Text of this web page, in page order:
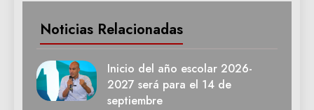
Noticias Relacionadas
Inicio del año escolar 2026-
2027 será para el 14 de
septiembre